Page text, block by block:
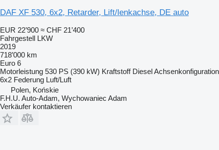
DAF XF 530, 6x2, Retarder, Lift/lenkachse, DE auto
EUR 22’900 ≈ CHF 21’400
Fahrgestell LKW
2019
718’000 km
Euro 6
Motorleistung 530 PS (390 kW) Kraftstoff DieselAchsenkonfiguration
6x2 Federung Luft/Luft
Polen, Końskie
F.H.U. Auto-Adam, Wychowaniec Adam
Verkäufer kontaktieren